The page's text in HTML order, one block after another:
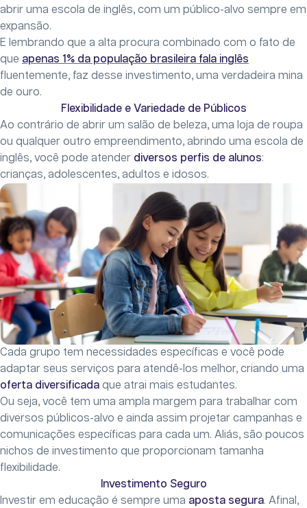
abrir uma escola de inglês, com um público-alvo sempre em
expansão.
E lembrando que a alta procura combinado com o fato de
que apenas 1% da população brasileira fala inglês
fluentemente, faz desse investimento, uma verdadeira mina
de ouro.
Flexibilidade e Variedade de Públicos
Ao contrário de abrir um salão de beleza, uma loja de roupa
ou qualquer outro empreendimento, abrindo uma escola de
inglês, você pode atender diversos perfis de alunos:
crianças, adolescentes, adultos e idosos.
Cada grupo tem necessidades específicas e você pode
adaptar seus serviços para atendê-los melhor, criando uma
oferta diversificada que atrai mais estudantes.
Ou seja, você tem uma ampla margem para trabalhar com
diversos públicos-alvo e ainda assim projetar campanhas e
comunicações específicas para cada um. Aliás, são poucos
nichos de investimento que proporcionam tamanha
flexibilidade.
Investimento Seguro
Investir em educação é sempre uma aposta segura. Afinal,